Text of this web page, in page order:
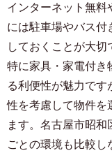
インターネット無料
には駐車場やバス付
しておくことが大切
特に家具・家電付き
る利便性が魅力です
性を考慮して物件を
ます。名古屋市昭
ごとの環境も比較し